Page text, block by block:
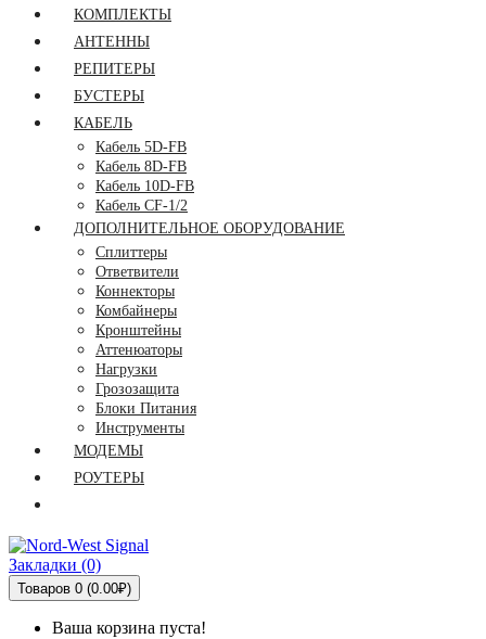
КОМПЛЕКТЫ
АНТЕННЫ
РЕПИТЕРЫ
БУСТЕРЫ
КАБЕЛЬ
Кабель 5D-FB
Кабель 8D-FB
Кабель 10D-FB
Кабель CF-1/2
ДОПОЛНИТЕЛЬНОЕ ОБОРУДОВАНИЕ
Сплиттеры
Ответвители
Коннекторы
Комбайнеры
Кронштейны
Аттенюаторы
Нагрузки
Грозозащита
Блоки Питания
Инструменты
МОДЕМЫ
РОУТЕРЫ
Закладки (0)
Товаров 0 (0.00₽)
Ваша корзина пуста!